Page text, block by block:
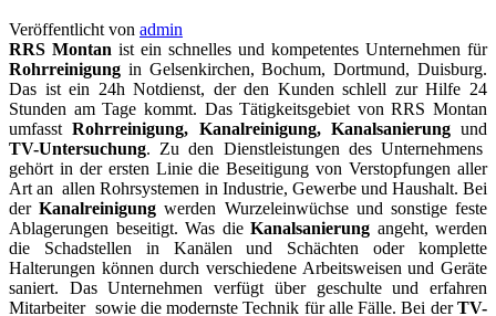
Veröffentlicht von admin
RRS Montan ist ein schnelles und kompetentes Unternehmen für
Rohrreinigung in Gelsenkirchen, Bochum, Dortmund, Duisburg.
Das ist ein 24h Notdienst, der den Kunden schlell zur Hilfe 24
Stunden am Tage kommt. Das Tätigkeitsgebiet von RRS Montan
umfasstRohrreinigung, Kanalreinigung, Kanalsanierung und
TV-Untersuchung. Zu den Dienstleistungen des Unternehmens
gehört in der ersten Linie die Beseitigung von Verstopfungen aller
Art an allen Rohrsystemen in Industrie, Gewerbe und Haushalt. Bei
derKanalreinigung werden Wurzeleinwüchse und sonstige feste
Ablagerungen beseitigt. Was die Kanalsanierung angeht, werden
die Schadstellen in Kanälen und Schächten oder komplette
Halterungen können durch verschiedene Arbeitsweisen und Geräte
saniert. Das Unternehmen verfügt über geschulte und erfahren
Mitarbeiter sowie die modernste Technik für alle Fälle. Bei derTV-